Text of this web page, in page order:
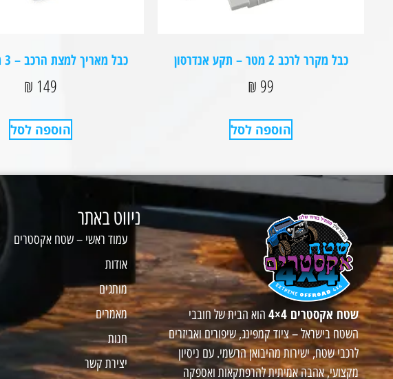
כבל מקרר לרכב 2 מטר – תקע אנדרסון
99
₪
הוספה לסל
כבל מאריך למצת הרכב – 3 מטר – HD
149
₪
הוספה לסל
שטח אקסטרים 4×4
הוא הבית של חובבי
השטח בישראל – ציוד קמפינג, שיפורים ואביזרים
לרכבי שטח, ישירות מהיבואן הרשמי. עם ניסיון
מקצועי, אהבה אמיתית להרפתקאות ואספקה
ניווט באתר
עמוד ראשי – שטח אקסטרים
אודות
מותגים
מאמרים
חנות
יצירת קשר